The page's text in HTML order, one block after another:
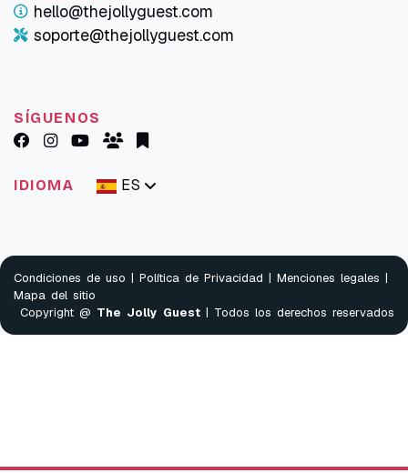
hello@thejollyguest.com
soporte@thejollyguest.com
SÍGUENOS
IDIOMA ES
Condiciones de uso | Política de Privacidad | Menciones legales |
Mapa del sitio
Copyright @ The Jolly Guest | Todos los derechos reservados